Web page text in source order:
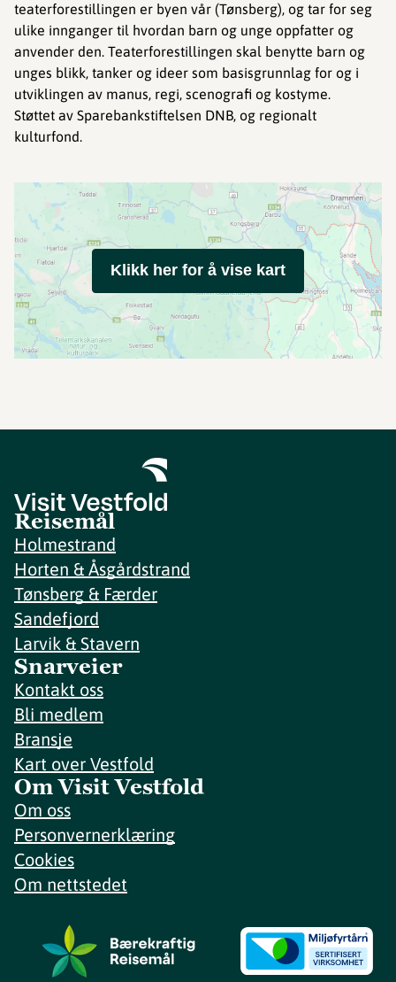
teaterforestillingen er byen vår (Tønsberg), og tar for seg
ulike innganger til hvordan barn og unge oppfatter og
anvender den. Teaterforestillingen skal benytte barn og
unges blikk, tanker og ideer som basisgrunnlag for og i
utviklingen av manus, regi, scenografi og kostyme.
Støttet av Sparebankstiftelsen DNB, og regionalt
kulturfond.
Klikk her for å vise kart
Reisemål
Holmestrand
Horten & Åsgårdstrand
Tønsberg & Færder
Sandefjord
Larvik & Stavern
Snarveier
Kontakt oss
Bli medlem
Bransje
Kart over Vestfold
Om Visit Vestfold
Om oss
Personvernerklæring
Cookies
Om nettstedet